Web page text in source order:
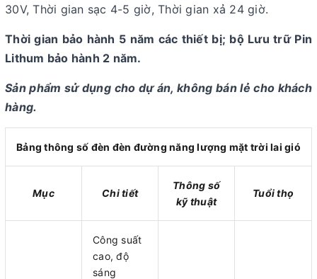
30V, Thời gian sạc 4-5 giờ, Thời gian xả 24 giờ.
Thời gian bảo hành 5 năm các thiết bị; bộ Lưu trữ Pin
Lithum bảo hành 2 năm.
Sản phẩm sử dụng cho dự án, không bán lẻ cho khách
hàng.
Bảng thông số đèn đèn đường năng lượng mặt trời lai gió
Mục Chi tiết
Thông số
kỹ thuật
Tuổi thọ
Công suất
cao, độ
sáng